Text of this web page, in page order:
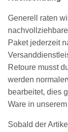
Generell raten
Paket jederzeit
Retoure musst
werden
bearbeitet, dies
Ware in
Sobald der